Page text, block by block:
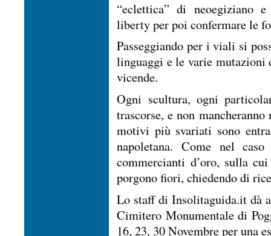
“eclettica” di neoegiziano
liberty per poi confermare le
Passeggiando per i viali si
linguaggi e le varie mutazioni
vicende.
Ogni scultura, ogni
trascorse, e non
motivi più svariati sono
napoletana. Come nel
commercianti d’oro, sulla
porgono fiori, chiedendo di
Lo staff di Insolitaguida.it dà
Cimitero Monumentale di
16, 23, 30 Novembre per una